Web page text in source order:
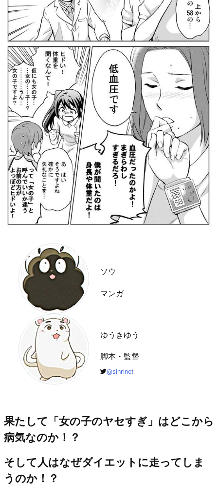
ソウ
マンガ
ゆうきゆう
脚本・監督
@sinrinet
果たして「女の子のヤセすぎ」はどこから
病気なのか！？
そして人はなぜダイエットに走ってしま
うのか！？